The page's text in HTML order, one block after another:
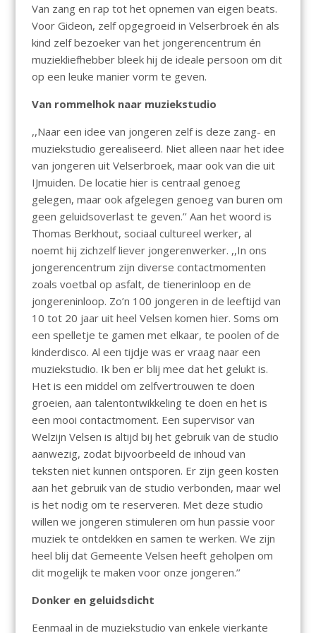
Van zang en rap tot het opnemen van eigen beats.
Voor Gideon, zelf opgegroeid in Velserbroek én als
kind zelf bezoeker van het jongerencentrum én
muziekliefhebber bleek hij de ideale persoon om dit
op een leuke manier vorm te geven.
Van rommelhok naar muziekstudio
,,Naar een idee van jongeren zelf is deze zang- en
muziekstudio gerealiseerd. Niet alleen naar het idee
van jongeren uit Velserbroek, maar ook van die uit
IJmuiden. De locatie hier is centraal genoeg
gelegen, maar ook afgelegen genoeg van buren om
geen geluidsoverlast te geven.’’ Aan het woord is
Thomas Berkhout, sociaal cultureel werker, al
noemt hij zichzelf liever jongerenwerker. ,,In ons
jongerencentrum zijn diverse contactmomenten
zoals voetbal op asfalt, de tienerinloop en de
jongereninloop. Zo’n 100 jongeren in de leeftijd van
10 tot 20 jaar uit heel Velsen komen hier. Soms om
een spelletje te gamen met elkaar, te poolen of de
kinderdisco. Al een tijdje was er vraag naar een
muziekstudio. Ik ben er blij mee dat het gelukt is.
Het is een middel om zelfvertrouwen te doen
groeien, aan talentontwikkeling te doen en het is
een mooi contactmoment. Een supervisor van
Welzijn Velsen is altijd bij het gebruik van de studio
aanwezig, zodat bijvoorbeeld de inhoud van
teksten niet kunnen ontsporen. Er zijn geen kosten
aan het gebruik van de studio verbonden, maar wel
is het nodig om te reserveren. Met deze studio
willen we jongeren stimuleren om hun passie voor
muziek te ontdekken en samen te werken. We zijn
heel blij dat Gemeente Velsen heeft geholpen om
dit mogelijk te maken voor onze jongeren.’’
Donker en geluidsdicht
Eenmaal in de muziekstudio van enkele vierkante